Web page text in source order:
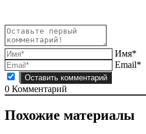
Имя*
Email*
0 Комментарий
Похожие материалы